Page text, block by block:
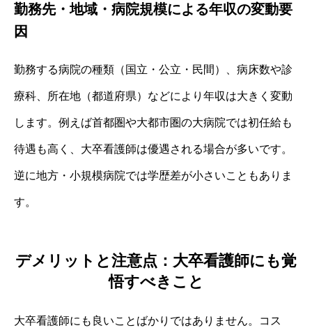
勤務先・地域・病院規模による年収の変動要
因
勤務する病院の種類（国立・公立・民間）、病床数や診
療科、所在地（都道府県）などにより年収は大きく変動
します。例えば首都圏や大都市圏の大病院では初任給も
待遇も高く、大卒看護師は優遇される場合が多いです。
逆に地方・小規模病院では学歴差が小さいこともありま
す。
デメリットと注意点：大卒看護師にも覚
悟すべきこと
大卒看護師にも良いことばかりではありません。コス